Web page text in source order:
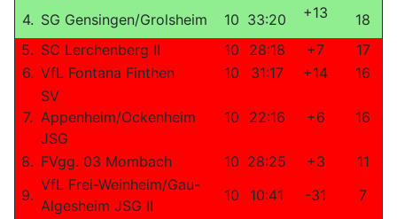
4. SG Gensingen/Grolsheim 10 33:20 +13
18
5. SC Lerchenberg II 10 28:18 +7
17
6. VfL Fontana Finthen 10 31:17 +14 16
7.
SV
Appenheim/Ockenheim
JSG
10 22:16 +6 16
8. FVgg. 03 Mombach 10 28:25 +3
11
9.
VfL Frei-Weinheim/Gau-
Algesheim JSG II
10 10:41 -31
7